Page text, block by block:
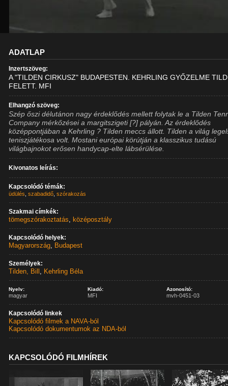
ADATLAP
Inzertszöveg:
A "TILDEN CIRKUSZ" BUDAPESTEN. KEHRLING GYŐZELME
FELETT. MFI
Elhangzó szöveg:
Szép őszi délutánon nagy érdeklődés mellett folytak le a Tilden
Company mérkőzései a margitszigeti [?] pályán. Az érdeklődés
középpontjában a Kehrling ? Tilden meccs állott. Tilden a világ
teniszjátékosa volt. Mostani európai körútján a klasszikus tudású
világbajnokot erősen handycap-elte lábsérülése.
Kivonatos leírás:
Kapcsolódó témák:
üdülés ,szabadidő ,szórakozás
Szakmai címkék:
tömegszórakoztatás, középosztály
Kapcsolódó helyek:
Magyarország, Budapest
Személyek:
Tilden, Bill , Kehrling Béla
Nyelv:
magyar
Kiadó:
MFI
Azonosító:
mvh-0451-03
Kapcsolódó linkek
Kapcsolódó filmek a NAVA-ból
Kapcsolódó dokumentumok az NDA-ból
KAPCSOLÓDÓ FILMHÍREK